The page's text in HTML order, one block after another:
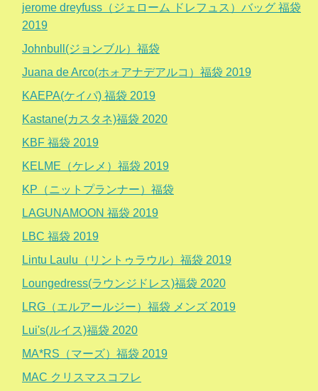
jerome dreyfuss（ジェローム ドレフュス）バッグ 福袋
2019
Johnbull(ジョンブル）福袋
Juana de Arco(ホォアナデアルコ）福袋 2019
KAEPA(ケイパ) 福袋 2019
Kastane(カスタネ)福袋 2020
KBF 福袋 2019
KELME（ケレメ）福袋 2019
KP（ニットプランナー）福袋
LAGUNAMOON 福袋 2019
LBC 福袋 2019
Lintu Laulu（リントゥラウル）福袋 2019
Loungedress(ラウンジドレス)福袋 2020
LRG（エルアールジー）福袋 メンズ 2019
Lui's(ルイス)福袋 2020
MA*RS（マーズ）福袋 2019
MAC クリスマスコフレ